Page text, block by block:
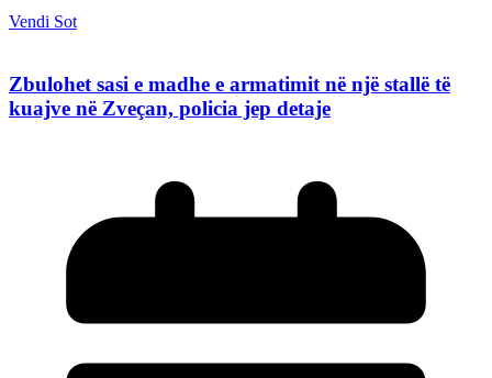
Vendi Sot
Zbulohet sasi e madhe e armatimit në një stallë të
kuajve në Zveçan, policia jep detaje